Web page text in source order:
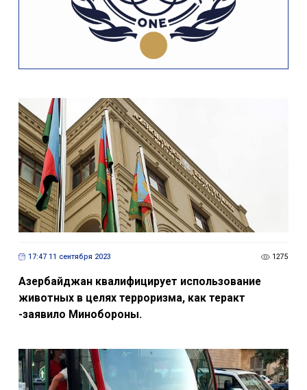
17:47 11 сентября 2023 1275
Азербайджан квалифицирует использование
животных в целях терроризма, как теракт
-заявило Минобороны.